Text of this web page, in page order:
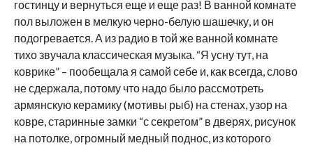
гостинцу и вернуться еще и еще раз! В ванной комнате
пол выложен в мелкую черно-белую шашечку, и он
подогревается. А из радио в той же ванной комнате
тихо звучала классическая музыка. “Я усну тут, на
коврике” – пообещала я самой себе и, как всегда, слово
не сдержала, потому что надо было рассмотреть
армянскую керамику (мотивы рыб) на стенах, узор на
ковре, старинные замки “с секретом” в дверях, рисунок
на потолке, огромный медный поднос, из которого